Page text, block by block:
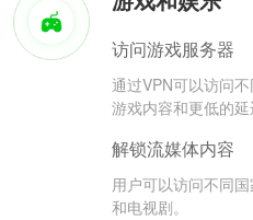
访问游戏服务器
通过VPN可以访问
游戏内容和更低的延
解锁流媒体内容
用户可以访问不同
和电视剧。